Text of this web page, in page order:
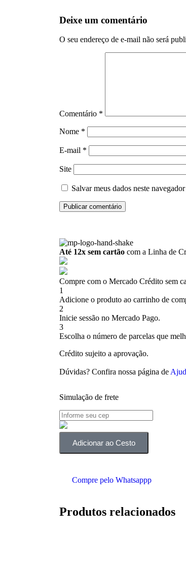
Deixe um comentário
O seu endereço de e-mail não será
Comentário *
Nome *
E-mail *
Site
Salvar meus dados neste
Até 12x sem cartão com a Linha de
Compre com o Mercado Crédito sem
1
Adicione o produto ao carrinho de
2
Inicie sessão no Mercado Pago.
3
Escolha o número de parcelas que
Crédito sujeito a aprovação.
Dúvidas? Confira nossa página de
Simulação de frete
Adicionar ao Cesto
Compre pelo Whatsappp
Produtos relacionados